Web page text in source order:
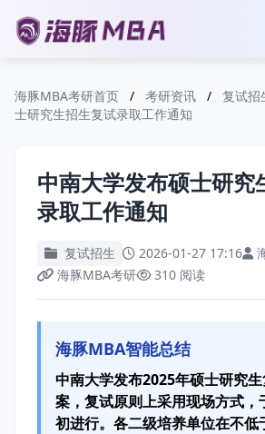
海豚MBA考研首页 / 考研资讯 / 复试招
士研究生招生复试录取工作通知
中南大学发布硕士研究
录取工作通知
复试招生 2026-01-27 17:16
海豚MBA考研
310 阅读
海豚MBA智能总结
中南大学发布2025年硕士研究
案，复试原则上采用现场方式，
初进行。各二级培养单位在不低